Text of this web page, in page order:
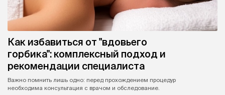
Как избавиться от "вдовьего
горбика": комплексный подход и
рекомендации специалиста
Важно помнить лишь одно: перед прохождением процедур
необходима консультация с врачом и обследование.